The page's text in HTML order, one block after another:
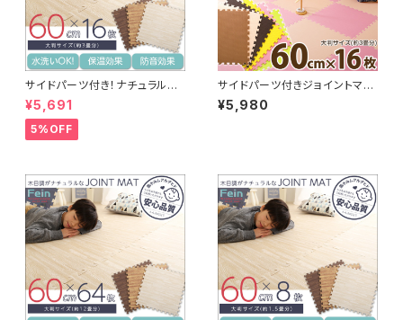
サイドパーツ付き！ナチュラルな
木目調ジョイントマット 16枚セ
ット(大判60cm）安心の低ホル
ムアルデヒド、防音、保温【Fein-
ファイン-】
¥5,691
5%OFF
サイドパーツ付きジョイントマッ
ト 16枚セット(大判60cm）安心
の低ホルムアルデヒド、防音、保
¥5,980